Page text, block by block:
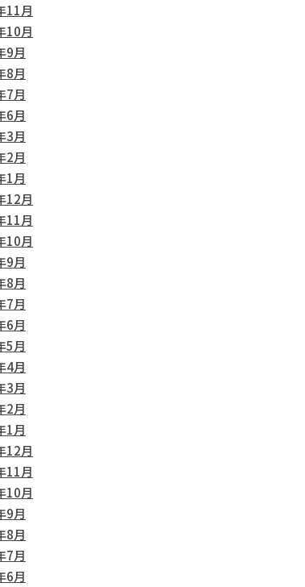
11月
10月
9月
8月
7月
6月
3月
2月
1月
12月
11月
10月
9月
8月
7月
6月
5月
4月
3月
2月
1月
12月
11月
10月
9月
8月
7月
6月